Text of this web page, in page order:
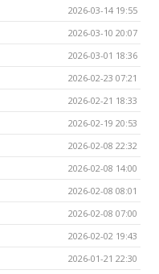
2026-03-14 19:55
2026-03-10 20:07
2026-03-01 18:36
2026-02-23 07:21
2026-02-21 18:33
2026-02-19 20:53
2026-02-08 22:32
2026-02-08 14:00
2026-02-08 08:01
2026-02-08 07:00
2026-02-02 19:43
2026-01-21 22:30